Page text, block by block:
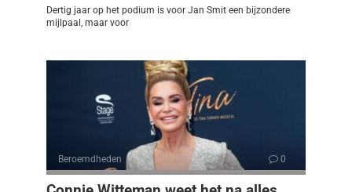
Dertig jaar op het podium is voor Jan Smit een bijzondere
mijlpaal, maar voor
Beroemdheden 0